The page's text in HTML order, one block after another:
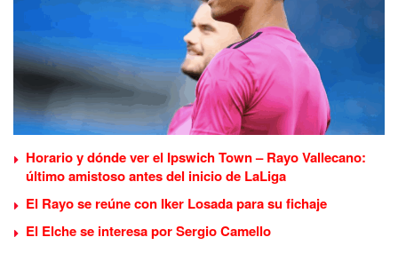
Horario y dónde ver el Ipswich Town – Rayo Vallecano:
último amistoso antes del inicio de LaLiga
El Rayo se reúne con Iker Losada para su fichaje
El Elche se interesa por Sergio Camello